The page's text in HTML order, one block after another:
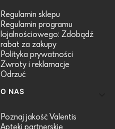
Regulamin sklepu
Regulamin programu
lojalnościowego: Zdobądź
rabat za zakupy
Polityka prywatności
Zwroty i reklamacje
Odrzuć
O NAS
Poznaj jakość Valentis
Apteki partnerskie